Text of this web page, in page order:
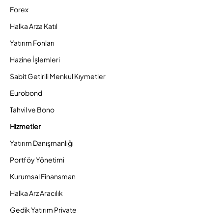
Forex
Halka Arza Katıl
Yatırım Fonları
Hazine İşlemleri
Sabit Getirili Menkul Kıymetler
Eurobond
Tahvil ve Bono
Hizmetler
Yatırım Danışmanlığı
Portföy Yönetimi
Kurumsal Finansman
Halka Arz Aracılık
Gedik Yatırım Private